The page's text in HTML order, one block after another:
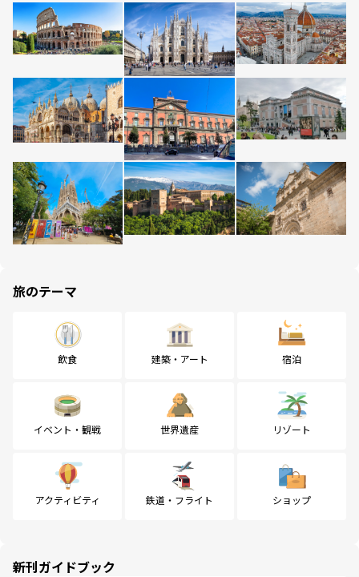
旅のテーマ
飲食 建築・アート 宿泊
イベント・観戦 世界遺産 リゾート
アクティビティ 鉄道・フライト ショップ
新刊ガイドブック